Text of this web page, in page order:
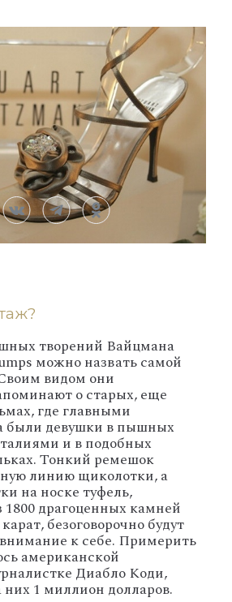
творений Вайцмана
можно назвать самой
видом они
о старых, еще
где главными
были девушки в пышных
и в подобных
Тонкий ремешок
линию щиколотки, а
на носке туфель,
1800 драгоценных камней
безоговорочно будут
к себе. Примерить
американской
Диабло Коди,
них 1 миллион долларов.